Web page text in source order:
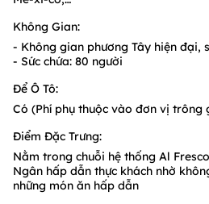
Không Gian:
- Không gian phương Tây hiện đại,
- Sức chứa: 80 người
Để Ô Tô:
Có (Phí phụ thuộc vào đơn vị trông
Điểm Đặc Trưng:
Nằm trong chuỗi hệ thống Al
Ngân hấp dẫn thực khách nhờ
những món ăn hấp dẫn